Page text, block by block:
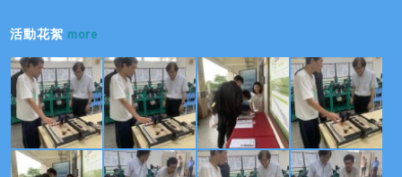
活動花絮 more